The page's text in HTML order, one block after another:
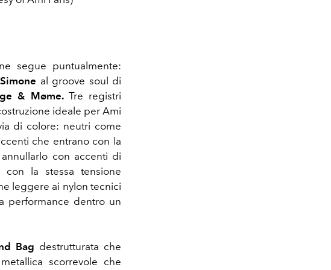
segue puntualmente:
al groove soul di
& Møme.Tre registri
ideale per Ami
di colore: neutri come
che entrano con la
con accenti di
la stessa tensione
leggere ai nylon tecnici
performance dentro un
Bag destrutturata che
scorrevole che